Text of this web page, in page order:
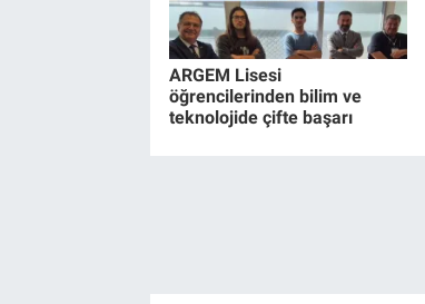
ARGEM Lisesi
öğrencilerinden bilim ve
teknolojide çifte başarı